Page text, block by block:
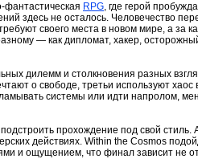
фантастическая RPG, где герой
здесь не осталось. Человечество
своего места в новом мире, а за
— как дипломат, хакер,
дилемм и столкновения разных
о свободе, третьи используют хаос
системы или идти напролом,
прохождение под свой
действиях. Within the Cosmos
и ощущением, что финал зависит не от